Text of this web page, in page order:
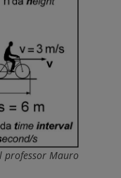
professor Mauro